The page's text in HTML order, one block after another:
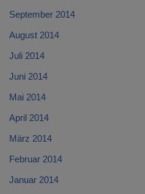
September 2014
August 2014
Juli 2014
Juni 2014
Mai 2014
April 2014
März 2014
Februar 2014
Januar 2014